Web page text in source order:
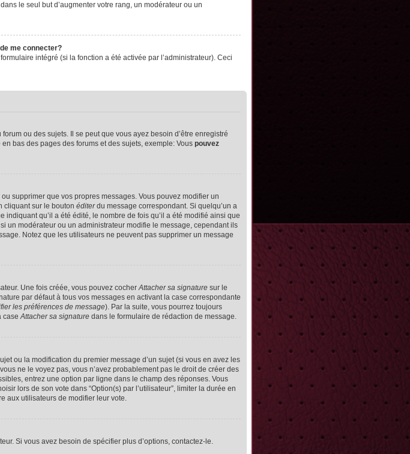
le seul but d’augmenter votre rang, un modérateur ou un
me connecter?
intégré (si la fonction a été activée par l’administrateur). Ceci
ou des sujets. Il se peut que vous ayez besoin d’être enregistré
bas des pages des forums et des sujets, exemple: Vous pouvez
supprimer que vos propres messages. Vous pouvez modifier un
cliquant sur le bouton éditerdu message correspondant. Si quelqu’un a
qu’il a été édité, le nombre de fois qu’il a été modifié ainsi que
un modérateur ou un administrateur modifie le message, cependant ils
Notez que les utilisateurs ne peuvent pas supprimer un message
Une fois créée, vous pouvez cocherAttacher sa signature sur le
par défaut à tous vos messages en activant la case correspondante
les préférences de message). Par la suite, vous pourrez toujours
caseAttacher sa signature dans le formulaire de rédaction de message.
ou la modification du premier message d’un sujet (si vous en avez les
ne le voyez pas, vous n’avez probablement pas le droit de créer des
entrez une option par ligne dans le champ des réponses. Vous
lors de son vote dans “Option(s) par l’utilisateur”, limiter la durée en
aux utilisateurs de modifier leur vote.
Si vous avez besoin de spécifier plus d’options, contactez-le.